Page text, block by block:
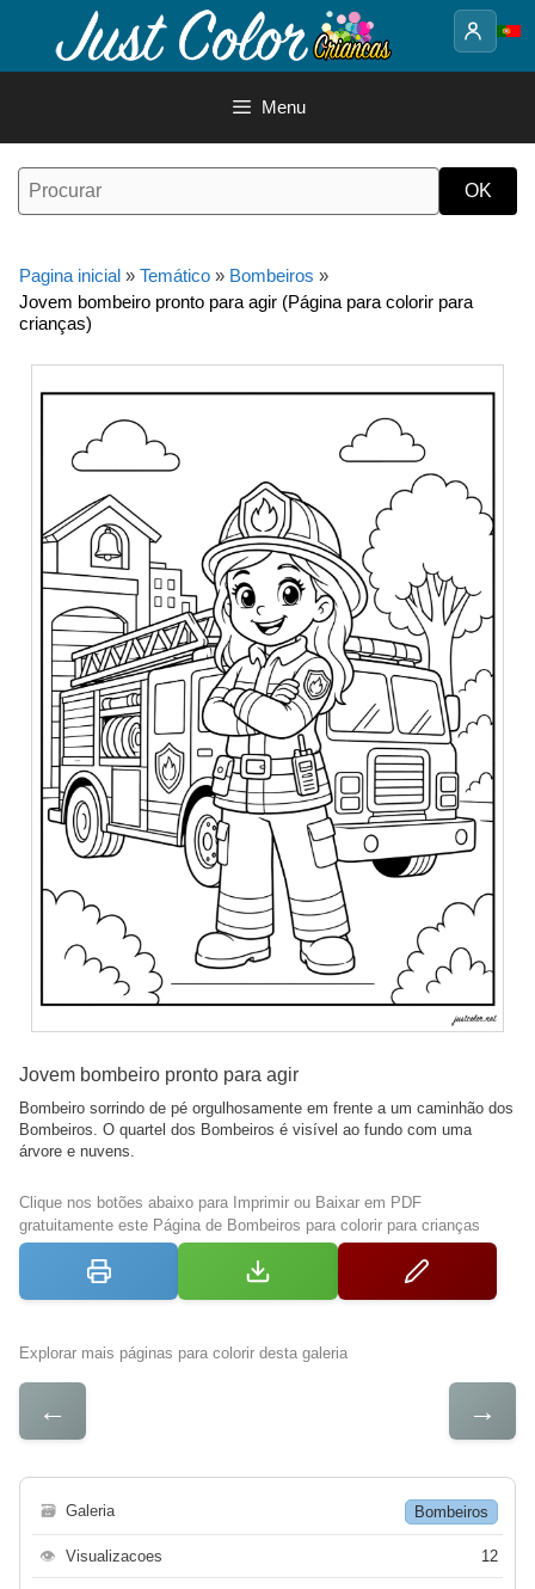
o
Menu
Pagina inicial » Temático » Bombeiros »
Jovem bombeiro pronto para agir (Página para colorir para
crianças)
Jovem bombeiro pronto para agir
Bombeiro sorrindo de pé orgulhosamente em frente a um caminhão dos
Bombeiros. O quartel dos Bombeiros é visível ao fundo com uma
árvore e nuvens.
Clique nos botões abaixo para Imprimir ou Baixar em PDF
gratuitamente este Página de Bombeiros para colorir para crianças
Explorar mais páginas para colorir desta galeria
← →
🗃 Galeria Bombeiros
👁 Visualizacoes 12